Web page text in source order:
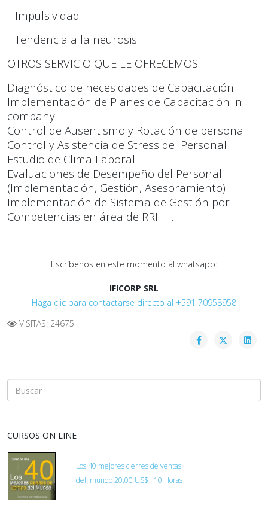
Impulsividad
Tendencia a la neurosis
OTROS SERVICIO QUE LE OFRECEMOS:
Diagnóstico de necesidades de Capacitación
Implementación de Planes de Capacitación in
company
Control de Ausentismo y Rotación de personal
Control y Asistencia de Stress del Personal
Estudio de Clima Laboral
Evaluaciones de Desempeño del Personal
(Implementación, Gestión, Asesoramiento)
Implementación de Sistema de Gestión por
Competencias en área de RRHH.
Escríbenos en este momento al whatsapp:
IFICORP SRL
Haga clic para contactarse directo al +591 70958958
VISITAS: 24675
CURSOS ON LINE
Los 40 mejores cierres de ventas
del mundo20,00 US$ 10 Horas